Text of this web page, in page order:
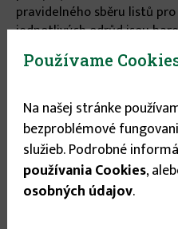
pravidelného sběru listů
jednotlivých odrůd jsou
informácií
Stav tovaru: Na sklade
Expedícia do: 1-3 dní
1.05 €
Používame
Na našej stránke
bezproblémové
služieb. Podrobné
používania Cookies,
osobných údajov.